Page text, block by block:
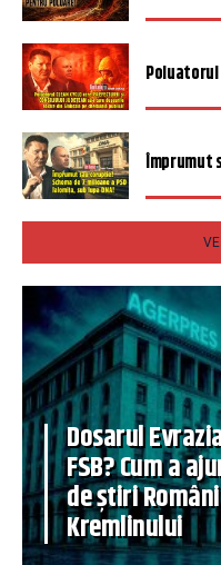
Poluatorul
Împrumut
Dosarul
FSB? Cum a
de știri
Kremlinului